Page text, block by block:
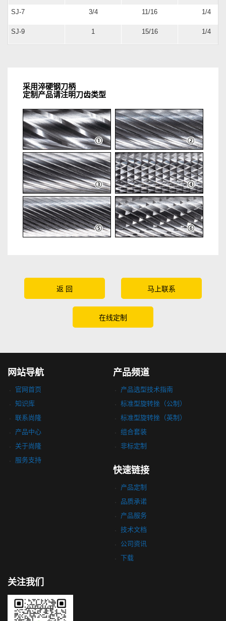
SJ-7 3/4 11/16 1/4
SJ-9 1 15/16 1/4
采用淬硬钢刀柄
定制产品请注明刀齿类型
返 回 马上联系
在线定制
网站导航
官网首页
知识库
联系尚隆
产品中心
关于尚隆
服务支持
产品频道
产品选型技术指南
标准型旋转挫（公制）
标准型旋转挫（英制）
组合套装
非标定制
快速链接
产品定制
品质承诺
产品服务
技术文档
公司资讯
下载
关注我们